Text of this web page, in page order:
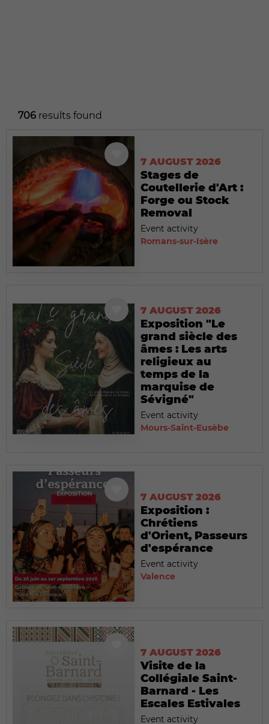
706 results found
7 AUGUST 2026
Stages de
Coutellerie d'Art :
Forge ou Stock
Removal
Event activity
Romans-sur-Isère
7 AUGUST 2026
Exposition "Le
grand siècle des
âmes : Les arts
religieux au
temps de la
marquise de
Sévigné"
Event activity
Mours-Saint-Eusèbe
7 AUGUST 2026
Exposition :
Chrétiens
d'Orient, Passeurs
d'espérance
Event activity
Valence
7 AUGUST 2026
Visite de la
Collégiale Saint-
Barnard - Les
Escales Estivales
Event activity